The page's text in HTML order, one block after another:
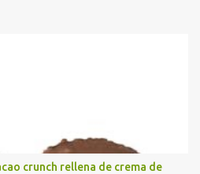
crunch rellena de crema de